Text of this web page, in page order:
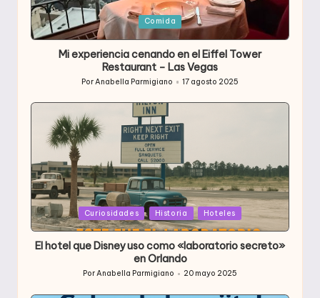
Publicada
en
Comida
Mi experiencia cenando en el Eiffel Tower
Restaurant – Las Vegas
Publicado
por
PorAnabella Parmigiano 17 agosto 2025
Publicada
en
Curiosidades Historia Hoteles
El hotel que Disney uso como «laboratorio secreto»
en Orlando
PorAnabella Parmigiano 20 mayo 2025